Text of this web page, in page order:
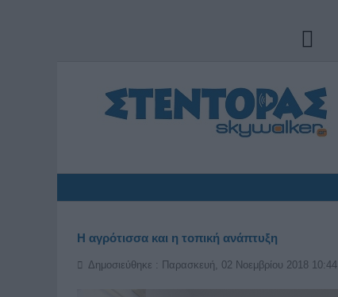
Η αγρότισσα και η τοπική ανάπτυξη
Δημοσιεύθηκε : Παρασκευή, 02 Νοεμβρίου 2018 10:44